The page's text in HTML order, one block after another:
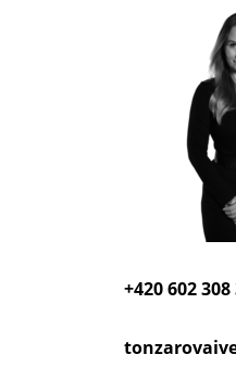
+420 602 308